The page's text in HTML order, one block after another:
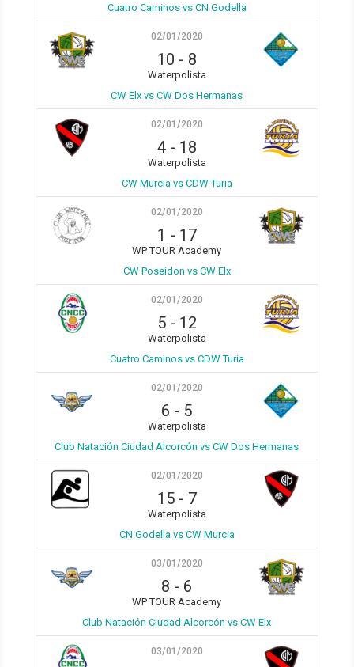
Cuatro Caminos vs CN Godella
02/01/2020
10 - 8
Waterpolista
CW Elx vs CW Dos Hermanas
02/01/2020
4- 18
Waterpolista
CW Murcia vs CDW Turia
02/01/2020
1 - 17
WP TOUR Academy
CW Poseidon vs CW Elx
02/01/2020
5- 12
Waterpolista
Cuatro Caminos vs CDW Turia
02/01/2020
6 - 5
Waterpolista
Club Natación Ciudad Alcorcón vs CW Dos Hermanas
02/01/2020
15- 7
Waterpolista
CN Godella vs CW Murcia
03/01/2020
8 - 6
WP TOUR Academy
Club Natación Ciudad Alcorcón vs CW Elx
03/01/2020